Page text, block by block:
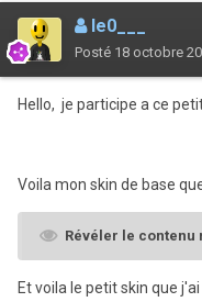
le0___
Posté 18 octobre
Hello, je participe a ce
Voila mon skin de base
Révéler le contenu
Et voila le petit skin que